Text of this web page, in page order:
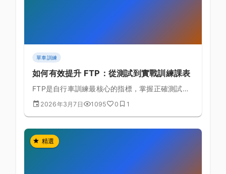
單車訓練
如何有效提升 FTP：從測試到實戰訓練課表
FTP是自行車訓練最核心的指標，掌握正確測試方
式與提升策略讓你突破瓶頸
2026年3月7日 1095 0 1
精選